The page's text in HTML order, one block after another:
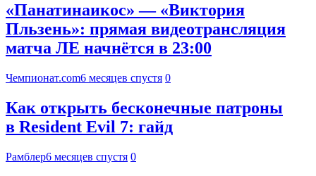
«Панатинаикос» — «Виктория
Пльзень»: прямая видеотрансляция
матча ЛЕ начнётся в 23:00
Чемпионат.com6 месяцев спустя 0
Как открыть бесконечные патроны
в Resident Evil 7: гайд
Рамблер6 месяцев спустя 0